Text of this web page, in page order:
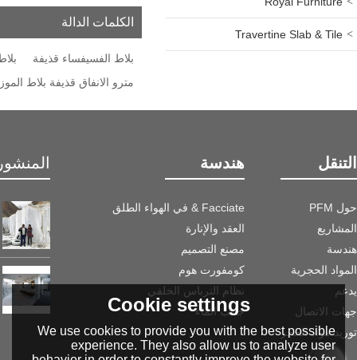
Travertine Slab & Tile
الكلمات الدالة
بلاط الفسيفساء قذيفة
مترو الانفاق قذيفة بلاط
التنقل
حول PFM
المشاريع
هندسة
المواد الحجرية
يدعم
جهات الاتصال
توريد مواد الحجر
هندسة
Facciate & في الهواء الطلق
العقد والإنارة
مصنع التصميم
كومفورت هوم
نظام الترباس الخلفي
جانب الماء
Cookie settings
We use cookies to provide you with the best possible
experience. They also allow us to analyze user